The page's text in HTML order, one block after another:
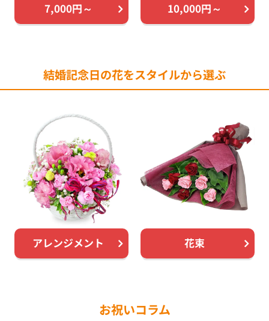
7,000円～ 10,000円～
結婚記念日の花をスタイルから選ぶ
アレンジメント 花束
お祝いコラム